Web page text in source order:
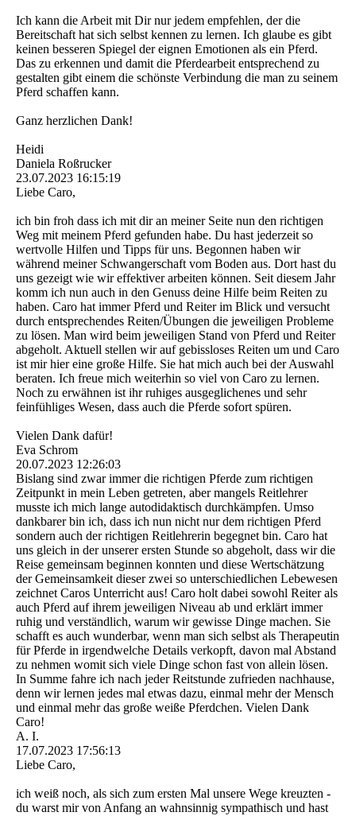
Ich kann die Arbeit mit Dir nur jedem empfehlen, der die
Bereitschaft hat sich selbst kennen zu lernen. Ich glaube es gibt
keinen besseren Spiegel der eignen Emotionen als ein Pferd.
Das zu erkennen und damit die Pferdearbeit entsprechend zu
gestalten gibt einem die schönste Verbindung die man zu seinem
Pferd schaffen kann.
Ganz herzlichen Dank!
Heidi
Daniela Roßrucker
23.07.2023 16:15:19
Liebe Caro,
ich bin froh dass ich mit dir an meiner Seite nun den richtigen
Weg mit meinem Pferd gefunden habe. Du hast jederzeit so
wertvolle Hilfen und Tipps für uns. Begonnen haben wir
während meiner Schwangerschaft vom Boden aus. Dort hast du
uns gezeigt wie wir effektiver arbeiten können. Seit diesem Jahr
komm ich nun auch in den Genuss deine Hilfe beim Reiten zu
haben. Caro hat immer Pferd und Reiter im Blick und versucht
durch entsprechendes Reiten/Übungen die jeweiligen Probleme
zu lösen. Man wird beim jeweiligen Stand von Pferd und Reiter
abgeholt. Aktuell stellen wir auf gebissloses Reiten um und Caro
ist mir hier eine große Hilfe. Sie hat mich auch bei der Auswahl
beraten. Ich freue mich weiterhin so viel von Caro zu lernen.
Noch zu erwähnen ist ihr ruhiges ausgeglichenes und sehr
feinfühliges Wesen, dass auch die Pferde sofort spüren.
Vielen Dank dafür!
Eva Schrom
20.07.2023 12:26:03
Bislang sind zwar immer die richtigen Pferde zum richtigen
Zeitpunkt in mein Leben getreten, aber mangels Reitlehrer
musste ich mich lange autodidaktisch durchkämpfen. Umso
dankbarer bin ich, dass ich nun nicht nur dem richtigen Pferd
sondern auch der richtigen Reitlehrerin begegnet bin. Caro hat
uns gleich in der unserer ersten Stunde so abgeholt, dass wir die
Reise gemeinsam beginnen konnten und diese Wertschätzung
der Gemeinsamkeit dieser zwei so unterschiedlichen Lebewesen
zeichnet Caros Unterricht aus! Caro holt dabei sowohl Reiter als
auch Pferd auf ihrem jeweiligen Niveau ab und erklärt immer
ruhig und verständlich, warum wir gewisse Dinge machen. Sie
schafft es auch wunderbar, wenn man sich selbst als Therapeutin
für Pferde in irgendwelche Details verkopft, davon mal Abstand
zu nehmen womit sich viele Dinge schon fast von allein lösen.
In Summe fahre ich nach jeder Reitstunde zufrieden nachhause,
denn wir lernen jedes mal etwas dazu, einmal mehr der Mensch
und einmal mehr das große weiße Pferdchen. Vielen Dank
Caro!
A. I.
17.07.2023 17:56:13
Liebe Caro,
ich weiß noch, als sich zum ersten Mal unsere Wege kreuzten -
du warst mir von Anfang an wahnsinnig sympathisch und hast